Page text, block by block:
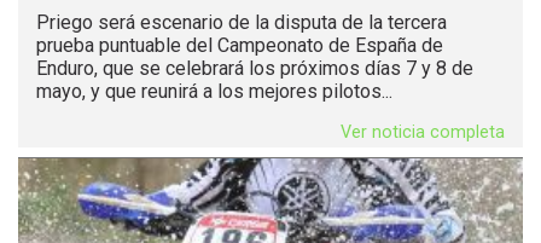
Priego será escenario de la disputa de la tercera
prueba puntuable del Campeonato de España de
Enduro, que se celebrará los próximos días 7 y 8 de
mayo, y que reunirá a los mejores pilotos...
Ver noticia completa